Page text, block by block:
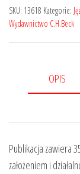
tłumacza
przysięgłego.
pism.
o.
o.
SKU: 13618 Kategorie:
Wydawnictwo C.H.Beck
OPIS
Publikacja zawiera
założeniem i